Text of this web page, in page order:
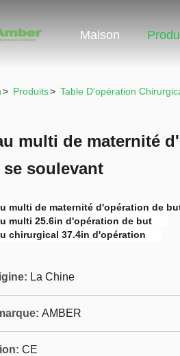
Maison
> Produits> Table D'opération
multi de maternité
se soulevant
multi de maternité d'opération de
multi 25.6in d'opération de but
chirurgical 37.4in d'opération
La Chine
AMBER
CE